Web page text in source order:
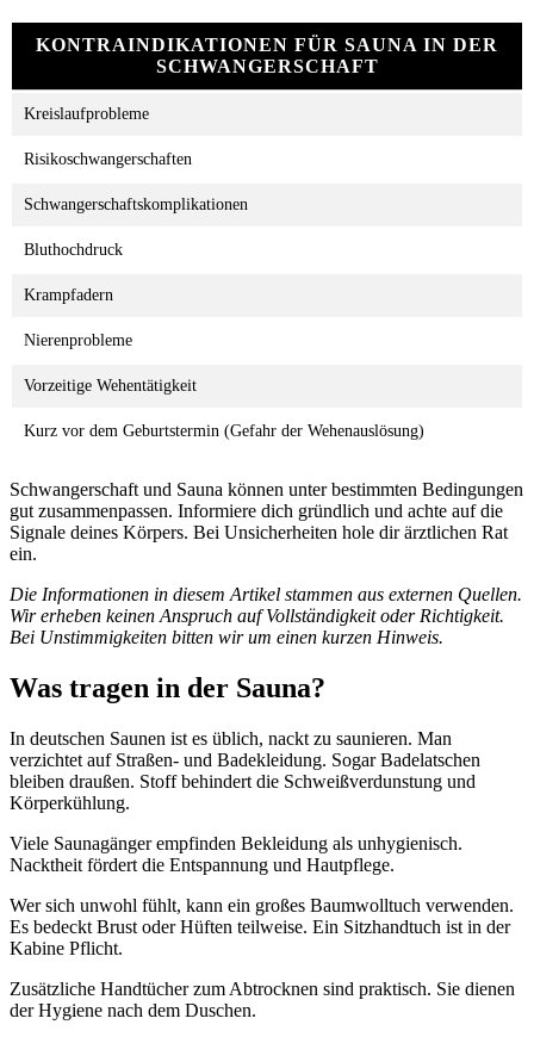
KONTRAINDIKATIONEN FÜR SAUNA IN DER
SCHWANGERSCHAFT
Kreislaufprobleme
Risikoschwangerschaften
Schwangerschaftskomplikationen
Bluthochdruck
Krampfadern
Nierenprobleme
Vorzeitige Wehentätigkeit
Kurz vor dem Geburtstermin (Gefahr der Wehenauslösung)
Schwangerschaft und Sauna können unter bestimmten Bedingungen
gut zusammenpassen. Informiere dich gründlich und achte auf die
Signale deines Körpers. Bei Unsicherheiten hole dir ärztlichen Rat
ein.
Die Informationen in diesem Artikel stammen aus externen Quellen.
Wir erheben keinen Anspruch auf Vollständigkeit oder Richtigkeit.
Bei Unstimmigkeiten bitten wir um einen kurzen Hinweis.
Was tragen in der Sauna?
In deutschen Saunen ist es üblich, nackt zu saunieren. Man
verzichtet auf Straßen- und Badekleidung. Sogar Badelatschen
bleiben draußen. Stoff behindert die Schweißverdunstung und
Körperkühlung.
Viele Saunagänger empfinden Bekleidung als unhygienisch.
Nacktheit fördert die Entspannung und Hautpflege.
Wer sich unwohl fühlt, kann ein großes Baumwolltuch verwenden.
Es bedeckt Brust oder Hüften teilweise. Ein Sitzhandtuch ist in der
Kabine Pflicht.
Zusätzliche Handtücher zum Abtrocknen sind praktisch. Sie dienen
der Hygiene nach dem Duschen.